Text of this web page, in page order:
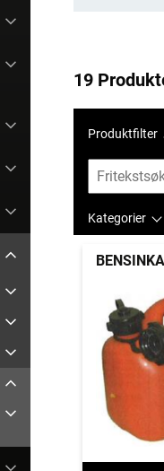
19
Produktfilter
Kategorier